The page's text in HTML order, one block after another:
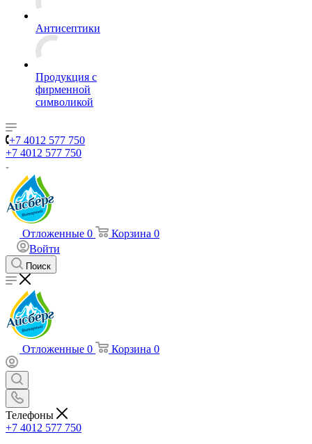
Антисептики
Продукция с
фирменной
символикой
+7 4012 577 750
+7 4012 577 750
Отложенные 0 Корзина 0
Войти
Поиск
Отложенные 0 Корзина 0
Телефоны
+7 4012 577 750